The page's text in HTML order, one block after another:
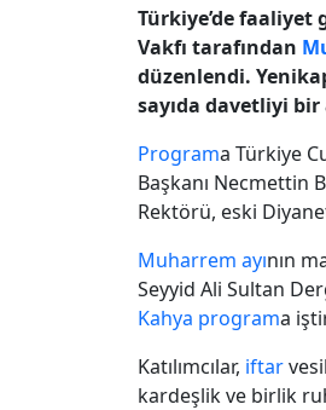
Türkiye’de
Vakfı tarafından
düzenlendi.
sayıda davetliyi
Programa Türkiye
Başkanı Necmettin
Rektörü, eski
Muharrem ayının
Seyyid Ali Sultan
Kahya programa
Katılımcılar, iftar
kardeşlik ve birlik